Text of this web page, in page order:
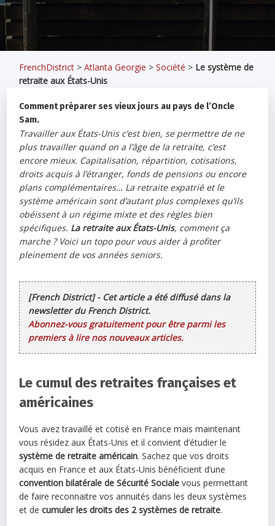
FrenchDistrict >Atlanta Georgie >Société > Le système de
retraite aux États-Unis
Comment préparer ses vieux jours au pays de l’Oncle
Sam.
Travailler aux États-Unis c’est bien, se permettre de ne
plus travailler quand on a l’âge de la retraite, c’est
encore mieux. Capitalisation, répartition, cotisations,
droits acquis à l’étranger, fonds de pensions ou encore
plans complémentaires… La retraite expatrié et le
système américain sont d’autant plus complexes qu’ils
obéissent à un régime mixte et des règles bien
spécifiques. La retraite aux États-Unis, comment ça
marche ? Voici un topo pour vous aider à profiter
pleinement de vos années seniors.
[French District] - Cet article a été diffusé dans la
newsletter du French District.
Abonnez-vous gratuitement pour être parmi les
premiers à lire nos nouveaux articles.
Le cumul des retraites françaises et
américaines
Vous avez travaillé et cotisé en France mais maintenant
vous résidez aux États-Unis et il convient d’étudier le
système de retraite américain. Sachez que vos droits
acquis en France et aux États-Unis bénéficient d’une
convention bilatérale de Sécurité Sociale vous permettant
de faire reconnaitre vos annuités dans les deux systèmes
et decumuler les droits des 2 systèmes de retraite.